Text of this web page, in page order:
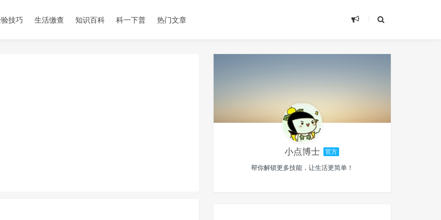
技巧 生活缴查 知识百科 科一下普 热门文章
小点博士 官方
帮你解锁更多技能，让生活更简单！